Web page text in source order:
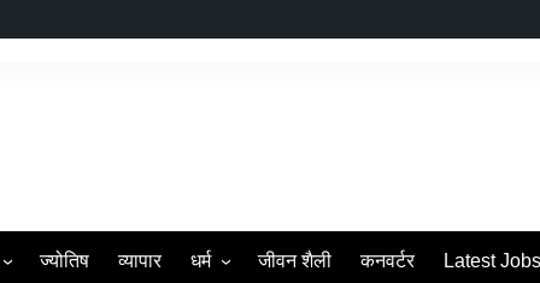
ज्योतिष व्यापार धर्म जीवन शैली कनवर्टर Latest Jobs